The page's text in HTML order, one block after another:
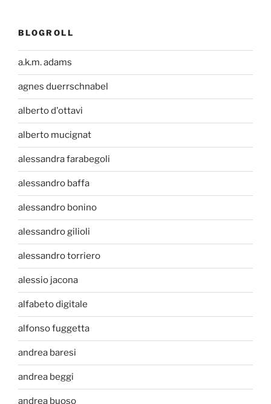
BLOGROLL
a.k.m. adams
agnes duerrschnabel
alberto d'ottavi
alberto mucignat
alessandra farabegoli
alessandro baffa
alessandro bonino
alessandro gilioli
alessandro torriero
alessio jacona
alfabeto digitale
alfonso fuggetta
andrea baresi
andrea beggi
andrea buoso